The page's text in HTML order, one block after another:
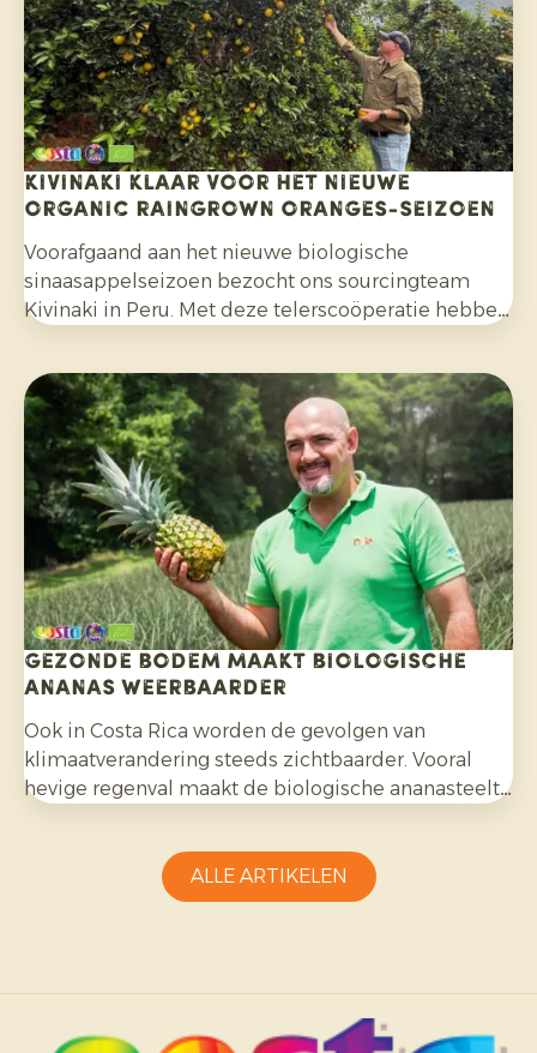
fungiciden is behandeld.
Kivinaki klaar voor het nieuwe
Organic Raingrown Oranges-seizoen
Voorafgaand aan het nieuwe biologische
sinaasappelseizoen bezocht ons sourcingteam
Kivinaki in Peru. Met deze telerscoöperatie hebben
exportprogramma opgebouwd. Tijdens het bezoek
bereidden we samen de komende maanden voor.
Gezonde bodem maakt biologische
ananas weerbaarder
Ook in Costa Rica worden de gevolgen van
klimaatverandering steeds zichtbaarder. Vooral
hevige regenval maakt de biologische ananasteelt
ALLE ARTIKELEN